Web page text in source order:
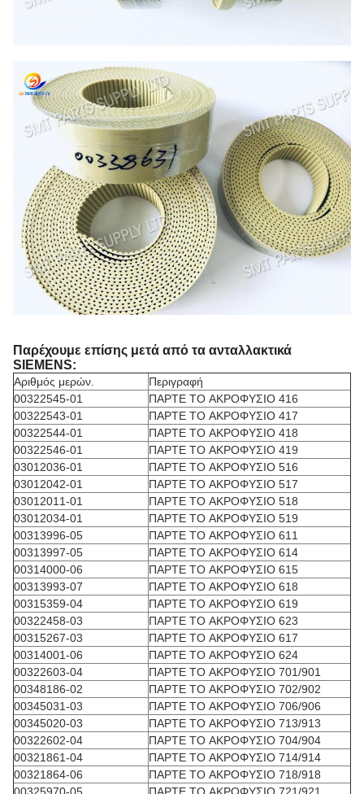
Παρέχουμε επίσης μετά από τα ανταλλακτικά
SIEMENS:
Αριθμός μερών.
Περιγραφή
00322545-01
ΠΑΡΤΕ ΤΟ ΑΚΡΟΦΥΣΙΟ 416
00322543-01
ΠΑΡΤΕ ΤΟ ΑΚΡΟΦΥΣΙΟ 417
00322544-01
ΠΑΡΤΕ ΤΟ ΑΚΡΟΦΥΣΙΟ 418
00322546-01
ΠΑΡΤΕ ΤΟ ΑΚΡΟΦΥΣΙΟ 419
03012036-01
ΠΑΡΤΕ ΤΟ ΑΚΡΟΦΥΣΙΟ 516
03012042-01
ΠΑΡΤΕ ΤΟ ΑΚΡΟΦΥΣΙΟ 517
03012011-01
ΠΑΡΤΕ ΤΟ ΑΚΡΟΦΥΣΙΟ 518
03012034-01
ΠΑΡΤΕ ΤΟ ΑΚΡΟΦΥΣΙΟ 519
00313996-05
ΠΑΡΤΕ ΤΟ ΑΚΡΟΦΥΣΙΟ 611
00313997-05
ΠΑΡΤΕ ΤΟ ΑΚΡΟΦΥΣΙΟ 614
00314000-06
ΠΑΡΤΕ ΤΟ ΑΚΡΟΦΥΣΙΟ 615
00313993-07
ΠΑΡΤΕ ΤΟ ΑΚΡΟΦΥΣΙΟ 618
00315359-04
ΠΑΡΤΕ ΤΟ ΑΚΡΟΦΥΣΙΟ 619
00322458-03
ΠΑΡΤΕ ΤΟ ΑΚΡΟΦΥΣΙΟ 623
00315267-03
ΠΑΡΤΕ ΤΟ ΑΚΡΟΦΥΣΙΟ 617
00314001-06
ΠΑΡΤΕ ΤΟ ΑΚΡΟΦΥΣΙΟ 624
00322603-04
ΠΑΡΤΕ ΤΟ ΑΚΡΟΦΥΣΙΟ 701/901
00348186-02
ΠΑΡΤΕ ΤΟ ΑΚΡΟΦΥΣΙΟ 702/902
00345031-03
ΠΑΡΤΕ ΤΟ ΑΚΡΟΦΥΣΙΟ 706/906
00345020-03
ΠΑΡΤΕ ΤΟ ΑΚΡΟΦΥΣΙΟ 713/913
00322602-04
ΠΑΡΤΕ ΤΟ ΑΚΡΟΦΥΣΙΟ 704/904
00321861-04
ΠΑΡΤΕ ΤΟ ΑΚΡΟΦΥΣΙΟ 714/914
00321864-06
ΠΑΡΤΕ ΤΟ ΑΚΡΟΦΥΣΙΟ 718/918